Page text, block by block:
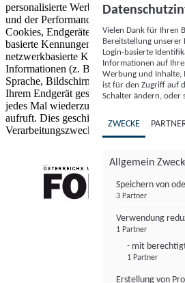
personalisierte Werbung und Inhalte,
und der Performance von Inhalten sowie
Cookies, Endgeräte- oder ähnliche
basierte Kennungen, zufällig generierte
netzwerkbasierte Kennungen) können
Informationen (z. B. Browsertyp und
Sprache, Bildschirmgröße, unterstützte
Ihrem Endgerät gespeichert oder von
jedes Mal wiederzuerkennen, wenn es
aufruft. Dies geschieht für einen oder
Verarbeitungszwecke.
Vielen Dank für Ihren
Bereitstellung
Login-basierte
Informationen auf
Werbung und Inhalte,
ist für den Zugriff auf
Schalter ändern, oder
ZWECKE
Allgemein
Speichern von
3 Partner
Verwendung
1 Partner
- mit
1 Partner
Erstellung von
FONDS professionell